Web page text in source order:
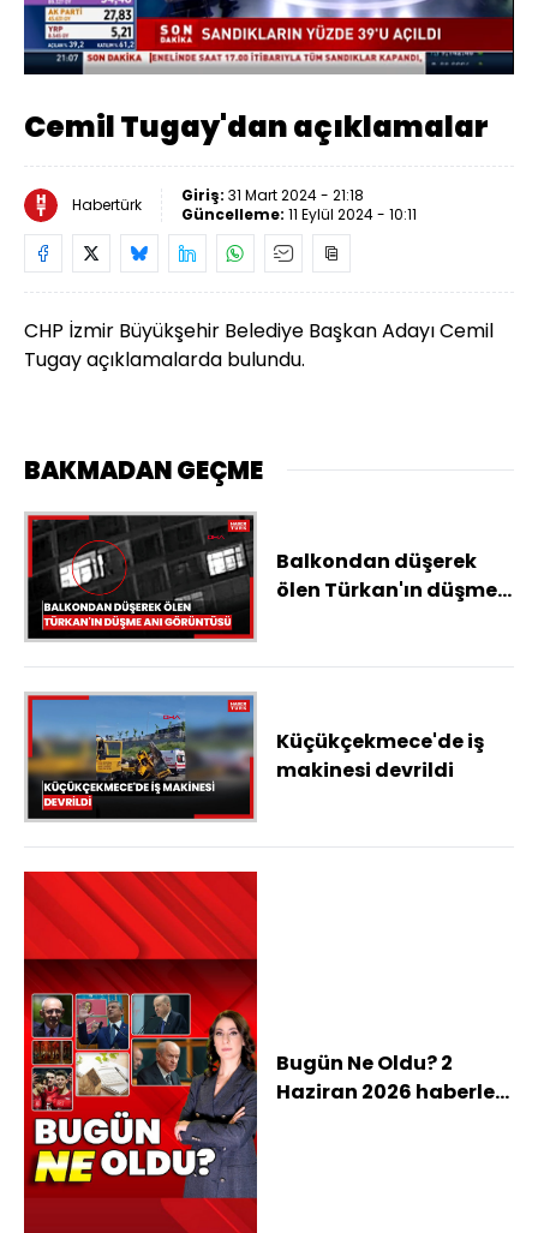
Sesi
Aç
Yüklendi:
11.85%
Oynatma
Hızı
Cemil Tugay'dan açıklamalar
Habertürk Giriş: 31 Mart 2024 - 21:18
Güncelleme: 11 Eylül 2024 - 10:11
CHP İzmir Büyükşehir Belediye Başkan Adayı Cemil
Tugay açıklamalarda bulundu.
BAKMADAN GEÇME
Balkondan düşerek
ölen Türkan'ın düşme
Küçükçekmece'de iş
makinesi devrildi
Bugün Ne Oldu? 2
Haziran 2026 haberleri: